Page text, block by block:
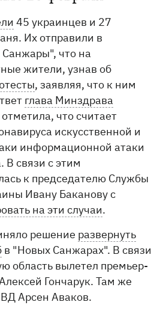
45 украинцев и 27
Их отправили в
что на
жители, узнав об
, заявляя, что к ним
глава Минздрава
отметила, что считает
искусственной и
информационной атаки
В связи с этим
к председателю Службы
Ивану Баканову с
на эти случаи.
решение развернуть
в "Новых Санжарах". В связи
область вылетел премьер-
Гончарук. Там же
Арсен Аваков.